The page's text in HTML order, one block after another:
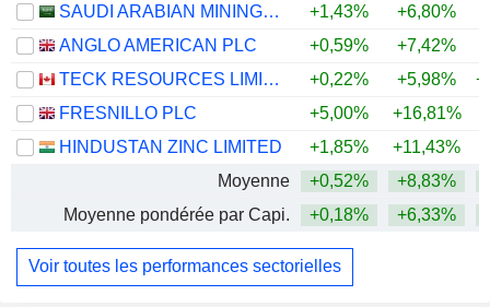
SAUDI ARABIAN MINING COMPANY (MAADEN)
+1,43% +6,80%
ANGLO AMERICAN PLC
+0,59% +7,42%
TECK RESOURCES LIMITED
+0,22% +5,98%
FRESNILLO PLC
+5,00% +16,81%
HINDUSTAN ZINC LIMITED
+1,85% +11,43%
Moyenne
+0,52% +8,83%
Moyenne pondérée par Capi.
+0,18% +6,33%
Voir toutes les performances sectorielles